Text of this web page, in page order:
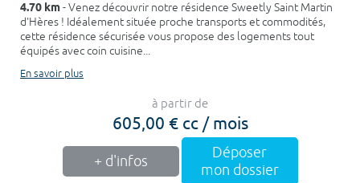
4.70 km- Venez découvrir notre résidence Sweetly Saint Martin
d'Hères ! Idéalement située proche transports et commodités,
cette résidence sécurisée vous propose des logements tout
équipés avec coin cuisine...
En savoir plus
à partir de
605,00 € cc / mois
+ d'infos
Déposer
mon dossier